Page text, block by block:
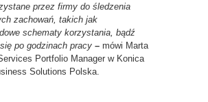
przez firmy do śledzenia
zachowań, takich jak
schematy korzystania, bądź
po godzinach pracy – mówi Marta
Portfolio Manager w Konica
Solutions Polska.